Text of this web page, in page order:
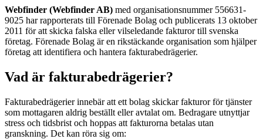
Webfinder (Webfinder AB) med organisationsnummer 556631-
9025 har rapporterats till Förenade Bolag och publicerats 13 oktober
2011 för att skicka falska eller vilseledande fakturor till svenska
företag. Förenade Bolag är en rikstäckande organisation som hjälper
företag att identifiera och hantera fakturabedrägerier.
Vad är fakturabedrägerier?
Fakturabedrägerier innebär att ett bolag skickar fakturor för tjänster
som mottagaren aldrig beställt eller avtalat om. Bedragare utnyttjar
stress och tidsbrist och hoppas att fakturorna betalas utan
granskning. Det kan röra sig om: